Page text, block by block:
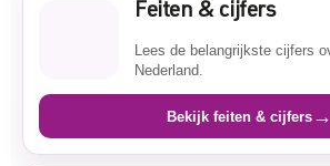
Feiten & cijfers
Lees de belangrijkste cijfers
Nederland.
Bekijk feiten & cijfers→